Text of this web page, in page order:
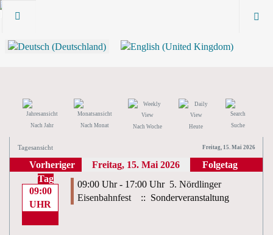
Nach Jahr Nach Monat Nach Woche Heute Suche
Tagesansicht Freitag, 15. Mai 2026
Vorheriger
Tag
Freitag, 15. Mai 2026 Folgetag
09:00
UHR
09:00 Uhr - 17:00 Uhr 5. Nördlinger
Eisenbahnfest
:: Sonderveranstaltung